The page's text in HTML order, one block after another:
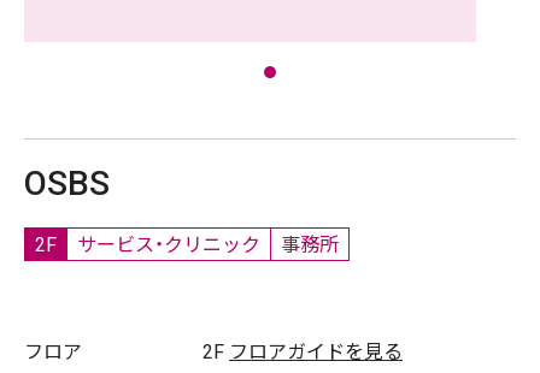
OSBS
2F サービス・クリニック 事務所
フロア 2F フロアガイドを見る